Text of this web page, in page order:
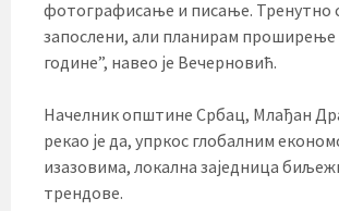
фотографисање и писање. Тренутно
запослени, али планирам
године”, навео је Вечерновић.
Начелник општине Србац, Млађан
рекао је да, упркос глобалним
изазовима, локална заједница
трендове.